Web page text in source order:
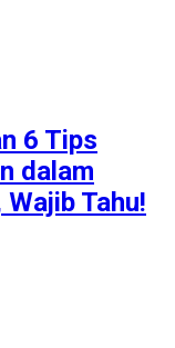
6 Tips
dalam
Tahu!